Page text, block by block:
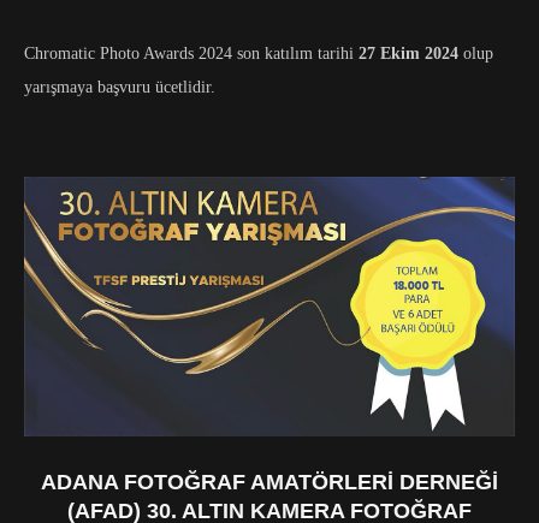
Chromatic Photo Awards 2024 son katılım tarihi 27 Ekim 2024 olup
yarışmaya başvuru ücetlidir.
ADANA FOTOĞRAF AMATÖRLERI DERNEĞI
(AFAD) 30. ALTIN KAMERA FOTOĞRAF